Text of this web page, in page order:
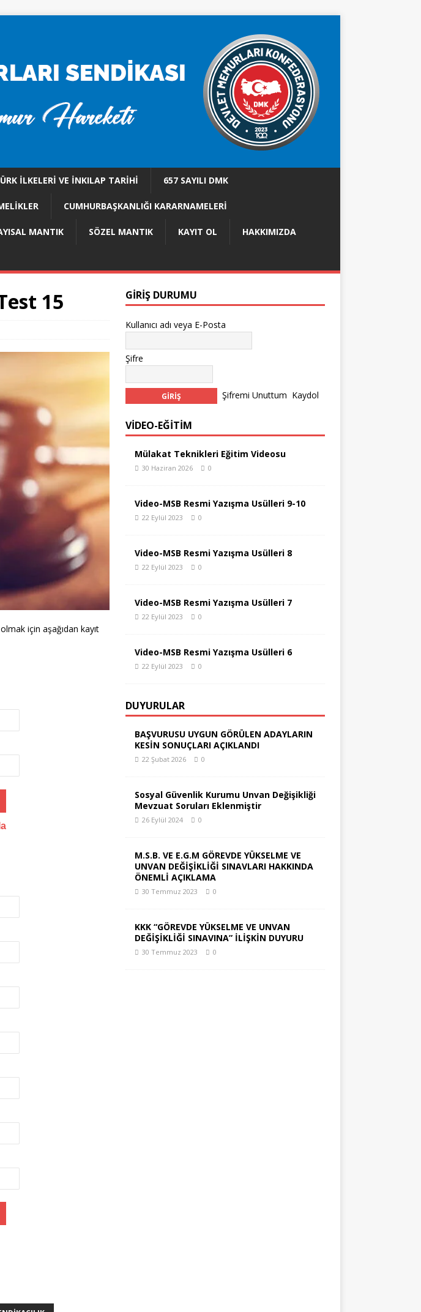
İLKELERI VE İNKILAP TARIHI 657 SAYILI DMK
CUMHURBAŞKANLIĞI KARARNAMELERİ
MANTIK SÖZEL MANTIK KAYIT OL HAKKIMIZDA
15
için aşağıdan kayıt
GIRIŞ DURUMU
Kullanıcı adı veya E-Posta
Şifre
Şifremi Unuttum Kaydol
VİDEO-EĞİTİM
Mülakat Teknikleri Eğitim Videosu
30 Haziran 2026 0
Video-MSB Resmi Yazışma Usülleri 9-10
22 Eylül 2023 0
Video-MSB Resmi Yazışma Usülleri 8
22 Eylül 2023 0
Video-MSB Resmi Yazışma Usülleri 7
22 Eylül 2023 0
Video-MSB Resmi Yazışma Usülleri 6
22 Eylül 2023 0
DUYURULAR
BAŞVURUSU UYGUN GÖRÜLEN ADAYLARIN
KESİN SONUÇLARI AÇIKLANDI
22 Şubat 2026 0
Sosyal Güvenlik Kurumu Unvan Değişikliği
Mevzuat Soruları Eklenmiştir
26 Eylül 2024 0
M.S.B. VE E.G.M GÖREVDE YÜKSELME VE
UNVAN DEĞİŞİKLİĞİ SINAVLARI HAKKINDA
ÖNEMLİ AÇIKLAMA
30 Temmuz 2023 0
KKK “GÖREVDE YÜKSELME VE UNVAN
DEĞİŞİKLİĞİ SINAVINA” İLİŞKİN DUYURU
30 Temmuz 2023 0